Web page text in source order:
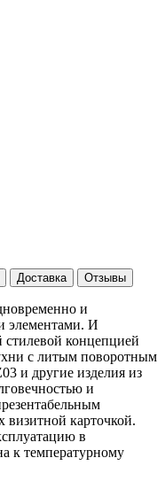
Доставка Отзывы
и
элементами. И
стилевой концепцией
с литым поворотным
и другие изделия из
и
карточкой.
в
к температурному